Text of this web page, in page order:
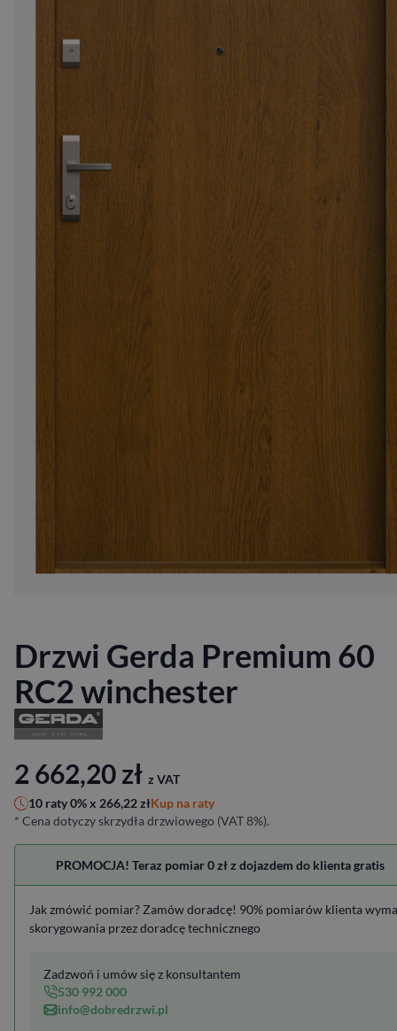
Drzwi Gerda Premium 60
RC2 winchester
2 662,20zł z VAT
10 raty 0% x 266,22złKup na raty
* Cena dotyczy skrzydła drzwiowego (VAT 8%).
PROMOCJA! Teraz pomiar 0 zł z dojazdem do klienta gratis
Jak zmówić pomiar? Zamów doradcę! 90% pomiarów klienta
skorygowania przez doradcę technicznego
Zadzwoń i umów się z konsultantem
530 992 000
info@dobredrzwi.pl